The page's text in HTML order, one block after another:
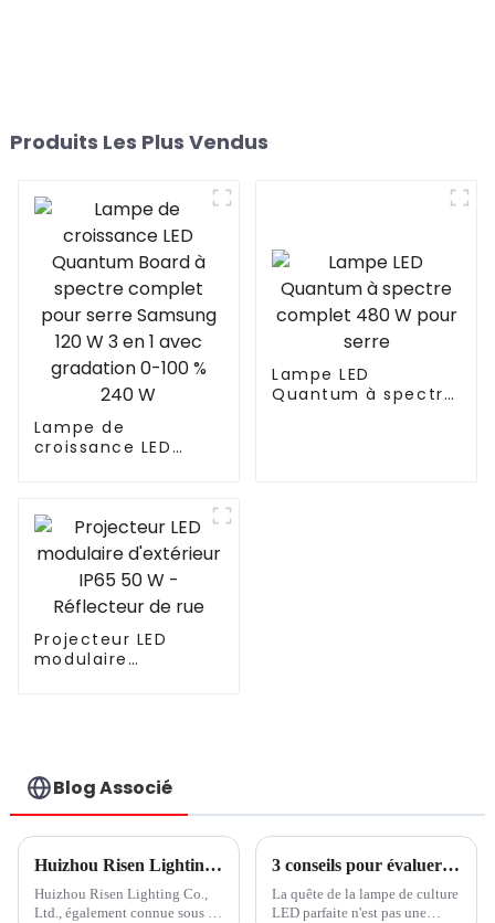
Produits Les Plus Vendus
Lampe de
croissance LED
pour serre Samsung
120 W 3 en 1 avec
gradation 0-100 %
240 W
Lampe LED
Quantum à spectre
Projecteur LED
modulaire
Blog Associé
Huizhou Risen Lighting : un fabricant leader de produits d'éclairage de culture et d'éclairage extérieur
Huizhou Risen Lighting Co.,
Ltd., également connue sous le
3 conseils pour évaluer les performances des lampes de culture à LED
La quête de la lampe de culture
LED parfaite n'est pas une